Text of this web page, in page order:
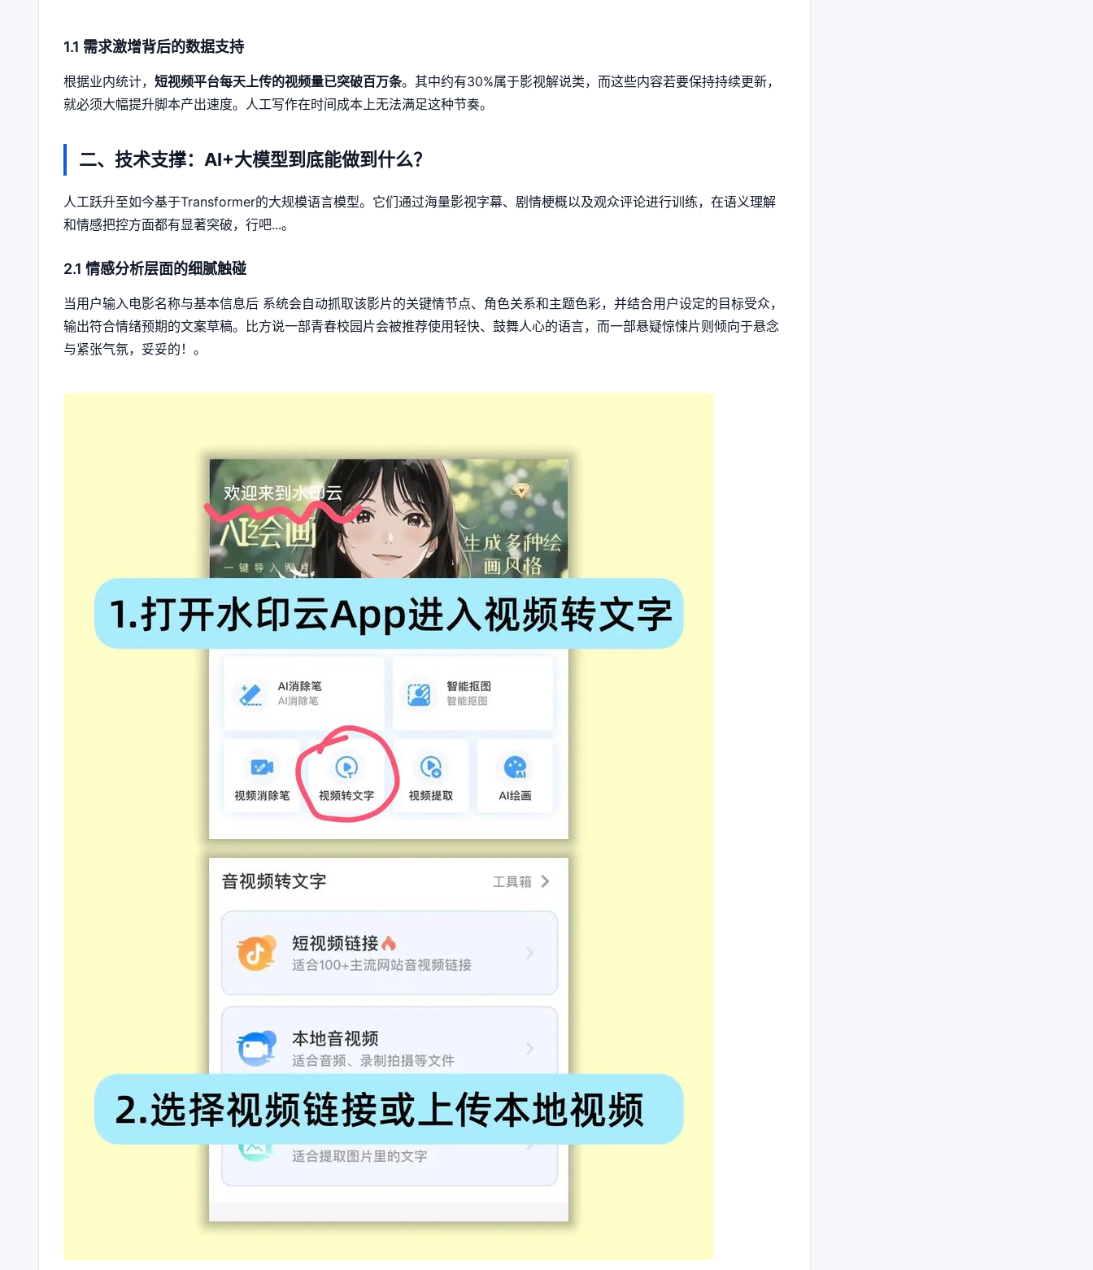
1.1 需求激增背后的数据支持
根据业内统计， 短视频平台每天上传的视频量已突破百万条。其中约有30%属于影视解说类，而这些内容若要保持持续更新，
就必须大幅提升脚本产出速度。人工写作在时间成本上无法满足这种节奏。
二、技术支撑：AI+大模型到底能做到什么？
人工跃升至如今基于Transformer的大规模语言模型。它们通过海量影视字幕、剧情梗概以及观众评论进行训练，在语义理解
和情感把控方面都有显著突破，行吧...。
2.1 情感分析层面的细腻触碰
当用户输入电影名称与基本信息后 系统会自动抓取该影片的关键情节点、角色关系和主题色彩，并结合用户设定的目标受众，
输出符合情绪预期的文案草稿。比方说一部青春校园片会被推荐使用轻快、鼓舞人心的语言，而一部悬疑惊悚片则倾向于悬念
与紧张气氛，妥妥的！。